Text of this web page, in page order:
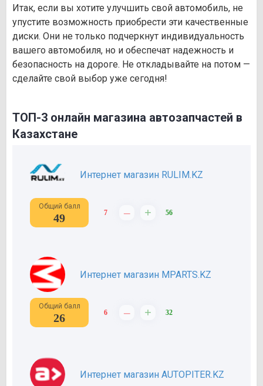
Итак, если вы хотите улучшить свой автомобиль, не
упустите возможность приобрести эти качественные
диски. Они не только подчеркнут индивидуальность
вашего автомобиля, но и обеспечат надежность и
безопасность на дороге. Не откладывайте на потом —
сделайте свой выбор уже сегодня!
ТОП-3 онлайн магазина автозапчастей в
Казахстане
Интернет магазин RULIM.KZ
Общий балл
49 7 – + 56
Интернет магазин MPARTS.KZ
Общий балл
26 6 – + 32
Интернет магазин AUTOPITER.KZ